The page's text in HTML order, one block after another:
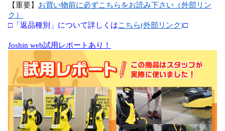
【重要】 お買い物前に必ずこちらをお読み下さい（外部リン
ク）
□「返品種別」について詳しくはこちら(外部リンク)□
Joshin web試用レポートあり！